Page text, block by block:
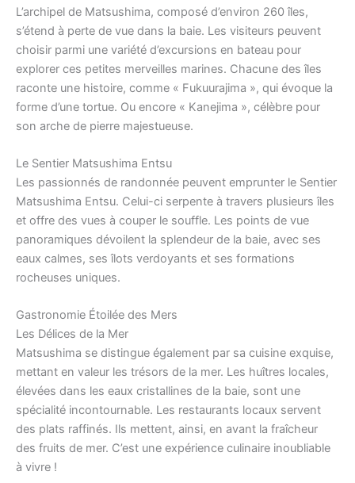
L’archipel de Matsushima, composé d’environ 260 îles,
s’étend à perte de vue dans la baie. Les visiteurs peuvent
choisir parmi une variété d’excursions en bateau pour
explorer ces petites merveilles marines. Chacune des îles
raconte une histoire, comme « Fukuurajima », qui évoque la
forme d’une tortue. Ou encore « Kanejima », célèbre pour
son arche de pierre majestueuse.
Le Sentier Matsushima Entsu
Les passionnés de randonnée peuvent emprunter le Sentier
Matsushima Entsu. Celui-ci serpente à travers plusieurs îles
et offre des vues à couper le souffle. Les points de vue
panoramiques dévoilent la splendeur de la baie, avec ses
eaux calmes, ses îlots verdoyants et ses formations
rocheuses uniques.
Gastronomie Étoilée des Mers
Les Délices de la Mer
Matsushima se distingue également par sa cuisine exquise,
mettant en valeur les trésors de la mer. Les huîtres locales,
élevées dans les eaux cristallines de la baie, sont une
spécialité incontournable. Les restaurants locaux servent
des plats raffinés. Ils mettent, ainsi, en avant la fraîcheur
des fruits de mer. C’est une expérience culinaire inoubliable
à vivre !